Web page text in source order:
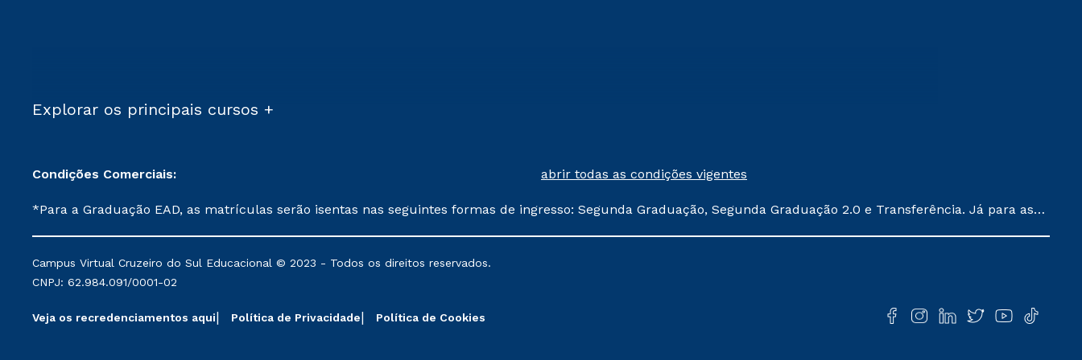
Explorar os principais cursos +
Condições Comerciais: abrir todas as condições vigentes
*Para a Graduação EAD, as matrículas serão isentas nas seguintes formas de ingresso: Segunda Graduação, Segunda Graduação 2.0 e Transferência. Já para as
mantidos conforme negociação. Descontos institucionais poderão sofrer alterações nos períodos de rematrícula conforme exposto no contrato de prestação de
serviços.
Campus Virtual Cruzeiro do Sul Educacional © 2023 - Todos os direitos reservados.
CNPJ: 62.984.091/0001-02
Veja os recredenciamentos aqui Política de Privacidade Política de Cookies